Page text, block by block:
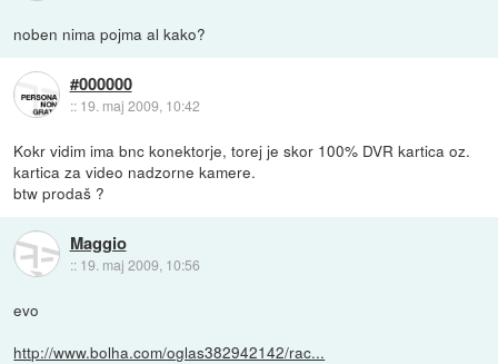
noben nima pojma al kako?
#000000
:: 19. maj 2009, 10:42
Kokr vidim ima bnc konektorje, torej je skor 100% DVR kartica oz.
kartica za video nadzorne kamere.
btw prodaš ?
Maggio
:: 19. maj 2009, 10:56
evo
http://www.bolha.com/oglas382942142/rac...